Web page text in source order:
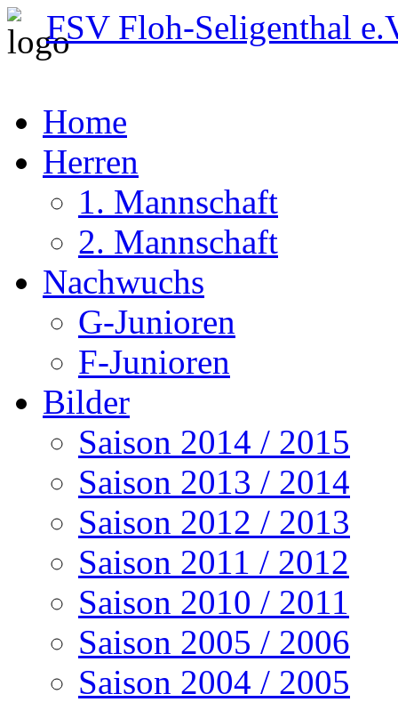
FSV Floh-Seligenthal
Home
Herren
1. Mannschaft
2. Mannschaft
Nachwuchs
G-Junioren
F-Junioren
Bilder
Saison 2014 / 2015
Saison 2013 / 2014
Saison 2012 / 2013
Saison 2011 / 2012
Saison 2010 / 2011
Saison 2005 / 2006
Saison 2004 / 2005